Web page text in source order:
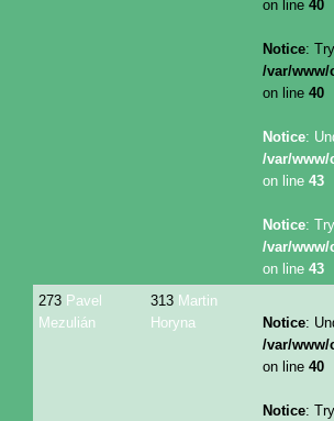
on line 40
Notice:
/var/
on line 40
Notice:
/var/
on line 43
Notice:
/var/
on line 43
273 Pavel
Mezulián
313 Martin
Horyna
Notice:
/var/
on line 40
Notice: